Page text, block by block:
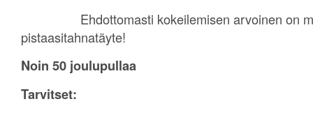
Ehdottomasti kokeilemisen arvoinen on
pistaasitahnatäyte!
Noin 50 joulupullaa
Tarvitset: